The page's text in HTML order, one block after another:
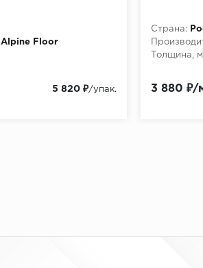
Alpine Floor
5 820 ₽/упак.
Страна:
Толщина,
3 880 ₽/